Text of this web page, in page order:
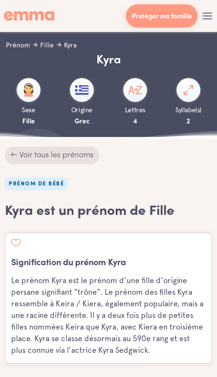
Protéger ma famille
Prénom Fille Kyra
Kyra
Sexe
Fille
Origine
Grec
Lettres
4
Syllabe(s)
2
← Voir tous les prénoms
PRÉNOM DE BÉBÉ
Kyra est un prénom de Fille
Signification du prénom Kyra
Le prénom Kyra est le prénom d'une fille d'origine
persane signifiant "trône". Le prénom des filles Kyra
ressemble à Keira / Kiera, également populaire, mais a
une racine différente. Il y a deux fois plus de petites
filles nommées Keira que Kyra, avec Kiera en troisième
place. Kyra se classe désormais au 590e rang et est
plus connue via l'actrice Kyra Sedgwick.